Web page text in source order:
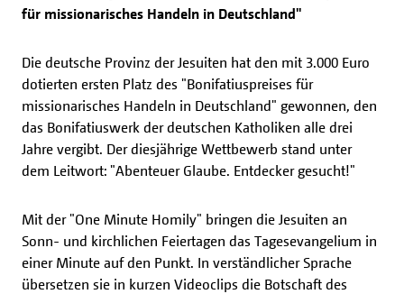
für missionarisches Handeln in Deutschland"
Die deutsche Provinz der Jesuiten hat den mit 3.000 Euro
dotierten ersten Platz des "Bonifatiuspreises für
missionarisches Handeln in Deutschland" gewonnen, den
das Bonifatiuswerk der deutschen Katholiken alle drei
Jahre vergibt. Der diesjährige Wettbewerb stand unter
dem Leitwort: "Abenteuer Glaube. Entdecker gesucht!"
Mit der "One Minute Homily" bringen die Jesuiten an
Sonn- und kirchlichen Feiertagen das Tagesevangelium in
einer Minute auf den Punkt. In verständlicher Sprache
übersetzen sie in kurzen Videoclips die Botschaft des